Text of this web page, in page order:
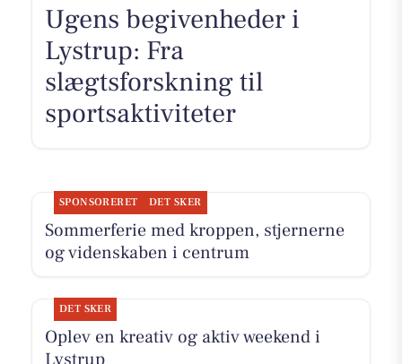
Ugens begivenheder i
Lystrup: Fra
slægtsforskning til
sportsaktiviteter
SPONSORERET DET SKER
Sommerferie med kroppen, stjernerne
og videnskaben i centrum
DET SKER
Oplev en kreativ og aktiv weekend i